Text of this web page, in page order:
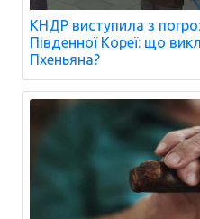
КНДР виступила з
Південної Кореї: що
Пхеньяна?